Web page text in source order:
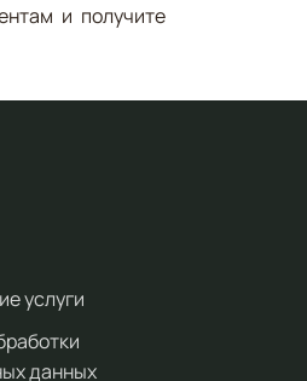
и получите
услуги
данных